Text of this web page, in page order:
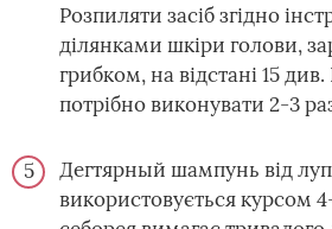
Розпиляти засіб згідно
ділянками шкіри голови,
грибком, на відстані 15
потрібно виконувати 2-3
Дегтярный шампунь від
використовується курсом